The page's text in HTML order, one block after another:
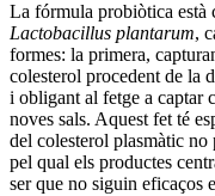
La fórmula probiòtica està
Lactobacillus plantarum,
formes: la primera,
colesterol procedent de la
i obligant al fetge a captar
noves sals. Aquest fet té
del colesterol plasmàtic
pel qual els productes
ser que no siguin eficaços